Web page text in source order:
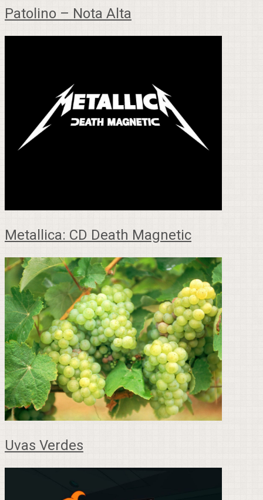
Patolino – Nota Alta
Metallica: CD Death Magnetic
Uvas Verdes